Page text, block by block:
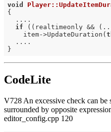
void
{
  ....
if ((realtimeonly &&
    item->UpdateDuration(
  ....
CodeLite
V728 An excessive check can
surrounded by opposite
editor_config.cpp 120